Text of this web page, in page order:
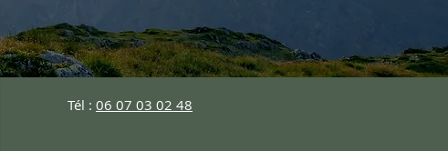
Tél : 06 07 03 02 48